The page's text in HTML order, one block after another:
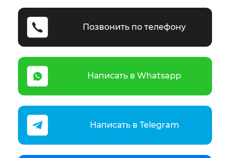
Позвонить по телефону
Написать в Whatsapp
Написать в Telegram